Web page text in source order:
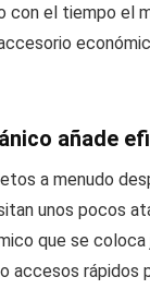
con el tiempo el
añade
a menudo
unos pocos
que se
accesos